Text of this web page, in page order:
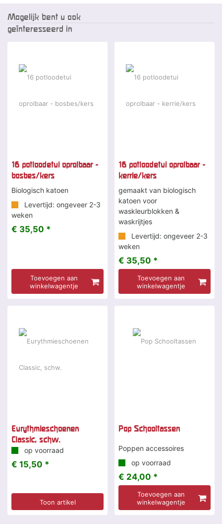
Mogelijk bent u ook
geïnteresseerd in
16 potloodetui oprolbaar -
bosbes/kers
Biologisch katoen
Levertijd: ongeveer 2-3
weken
€ 35,50 *
Toevoegen aan
winkelwagentje
16 potloodetui oprolbaar -
kerrie/kers
gemaakt van biologisch
katoen voor
waskleurblokken &
waskrijtjes
Levertijd: ongeveer 2-3
weken
€ 35,50 *
Toevoegen aan
winkelwagentje
Eurythmieschoenen
Classic, schw.
op voorraad
€ 15,50 *
Toon artikel
Pop Schooltassen
Poppen accessoires
op voorraad
€ 24,00 *
Toevoegen aan
winkelwagentje